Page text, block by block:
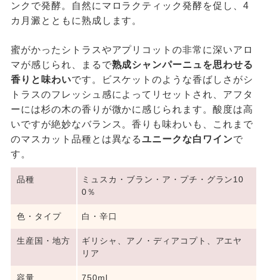
ンクで発酵。自然にマロラクティック発酵を促し、4
カ月澱とともに熟成します。
蜜がかったシトラスやアプリコットの非常に深いアロ
マが感じられ、まるで熟成シャンパーニュを思わせる
香りと味わいです。ビスケットのような香ばしさがシ
トラスのフレッシュ感によってリセットされ、アフタ
ーには杉の木の香りが微かに感じられます。酸度は高
いですが絶妙なバランス。香りも味わいも、これまで
のマスカット品種とは異なるユニークな白ワインで
す。
品種
ミュスカ・ブラン・ア・プチ・グラン10
0％
色・タイプ 白・辛口
生産国・地方
ギリシャ、アノ・ディアコプト、アエヤ
リア
容量 750ml